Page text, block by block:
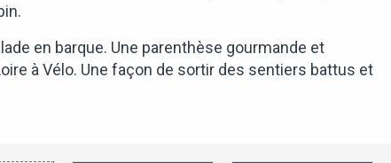
en barque. Une parenthèse gourmande et
à Vélo. Une façon de sortir des sentiers battus et